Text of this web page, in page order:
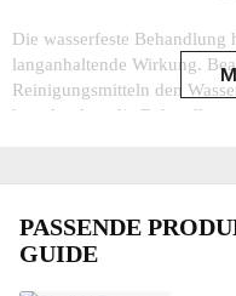
Die wasserfeste Behandlung
langanhaltende Wirkung.
Reinigungsmitteln den
besteht, dass die
perfekt zu allen Textil- und
- CE-ZULASSUNG
PASSENDE
GUIDE